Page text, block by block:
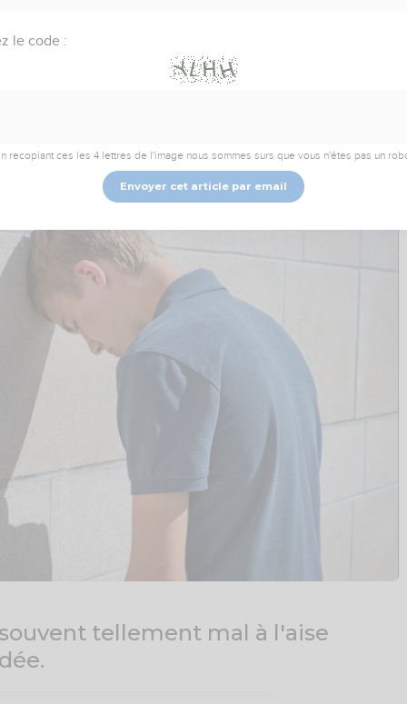
se suicide va-t-il en
tellement mal à l'aise
le code :
recopiant ces les 4 lettres de l'image nous sommes surs que vous n'êtes pas un
Envoyer cet article par email